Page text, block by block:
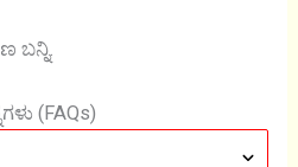
ಬನ್ನಿ.
(FAQs)